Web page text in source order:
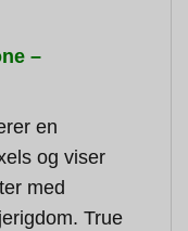
–
en
og viser
med
True